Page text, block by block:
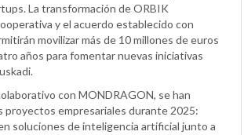
La transformación de ORBIK
y el acuerdo establecido con
movilizar más de 10 millones de euros
años para fomentar nuevas iniciativas
con MONDRAGON, se han
proyectos empresariales durante 2025:
soluciones de inteligencia artificial junto a